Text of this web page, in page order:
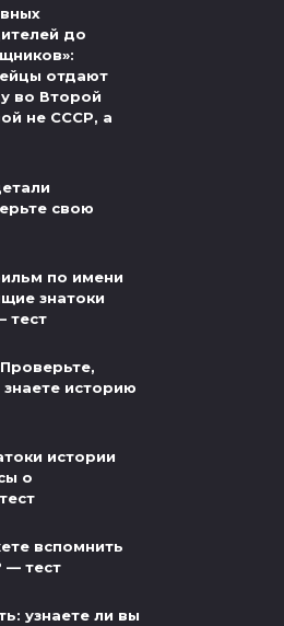
до
отдают
во Второй
не СССР, а
свою
по имени
знатоки
тест
историю
истории
о
вспомнить
— тест
узнаете ли вы